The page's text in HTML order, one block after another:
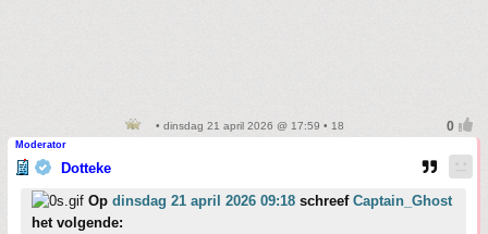
• dinsdag 21 april 2026 @ 17:59 • 18
Moderator
Dotteke
Op dinsdag 21 april 2026 09:18 schreef Captain_Ghost
het volgende: